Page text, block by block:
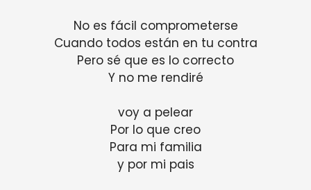
No es fácil comprometerse
Cuando todos están en tu contra
Pero sé que es lo correcto
Y no me rendiré
voy a pelear
Por lo que creo
Para mi familia
y por mi pais